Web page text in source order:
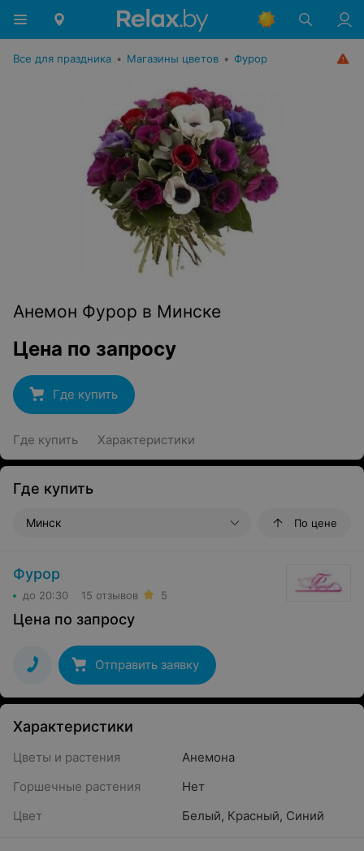
Все для праздника • Магазины цветов • Фурор
Анемон Фурор в Минске
Цена по запросу
Где купить
Где купить Характеристики
Где купить
Минск По цене
Фурор
до 20:30 15 отзывов 5
Цена по запросу
Отправить заявку
Характеристики
Цветы и растения
Анемона
Горшечные растения
Нет
Цвет
Белый, Красный, Синий